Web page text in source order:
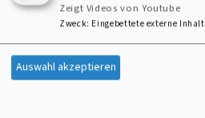
Erlöserkirche
Zeigt Videos von Youtube
Zweck: Eingebettete externe
Auswahl akzeptieren